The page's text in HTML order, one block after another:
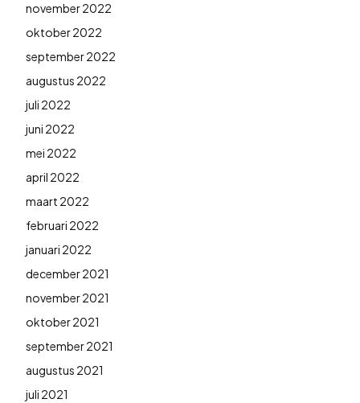
november 2022
oktober 2022
september 2022
augustus 2022
juli 2022
juni 2022
mei 2022
april 2022
maart 2022
februari 2022
januari 2022
december 2021
november 2021
oktober 2021
september 2021
augustus 2021
juli 2021